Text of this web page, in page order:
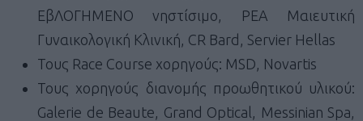
ΕβΛΟΓΗΜΕΝΟ νηστίσιμο, ΡΕΑ Μαιευτική
Γυναικολογική Κλινική, CR Bard, Servier Hellas
Τους Race Course χορηγούς: MSD, Novartis
Τους χορηγούς διανομής προωθητικού υλικού:
Galerie de Beaute, Grand Optical, Messinian Spa,